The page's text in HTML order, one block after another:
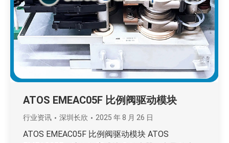
ATOS EMEAC05F 比例阀驱动模块
行业资讯 深圳长欣 2025 年 8 月 26 日
ATOS EMEAC05F 比例阀驱动模块 ATOS